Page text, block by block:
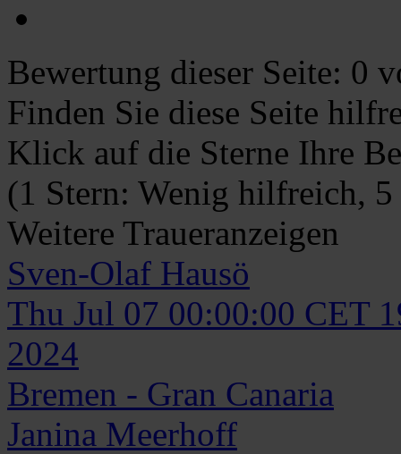
Bewertung dieser Seite: 0
Finden Sie diese Seite
Klick auf die Sterne Ihre
(1 Stern: Wenig hilfreich,
Weitere Traueranzeigen
Sven-Olaf Hausö
Thu Jul 07 00:00:00 CET
2024
Bremen - Gran Canaria
Janina Meerhoff